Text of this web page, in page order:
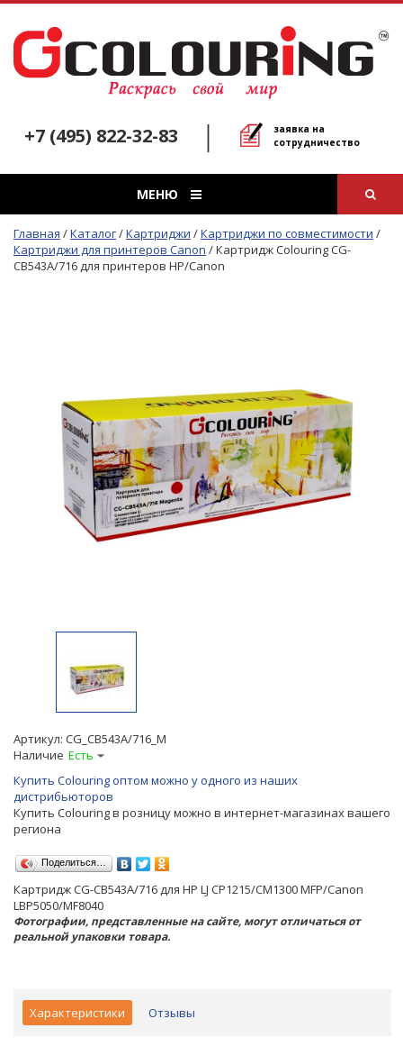
+7 (495) 822-32-83
заявка на
сотрудничество
МЕНЮ
Главная /Каталог/Картриджи /Картриджи по совместимости /
Картриджи для принтеров Canon /Картридж Colouring CG-
CB543A/716 для принтеров HP/Canon
Артикул: CG_CB543A/716_M
Наличие Есть
Купить Colouring оптом можно у одного из наших
дистрибьюторов
Купить Colouring в розницу можно в интернет-магазинах вашего
региона
Поделиться…
Картридж CG-CB543A/716 для HP LJ CP1215/CM1300 MFP/Canon
LBP5050/MF8040
Фотографии, представленные на сайте, могут отличаться от
реальной упаковки товара.
Характеристики Отзывы